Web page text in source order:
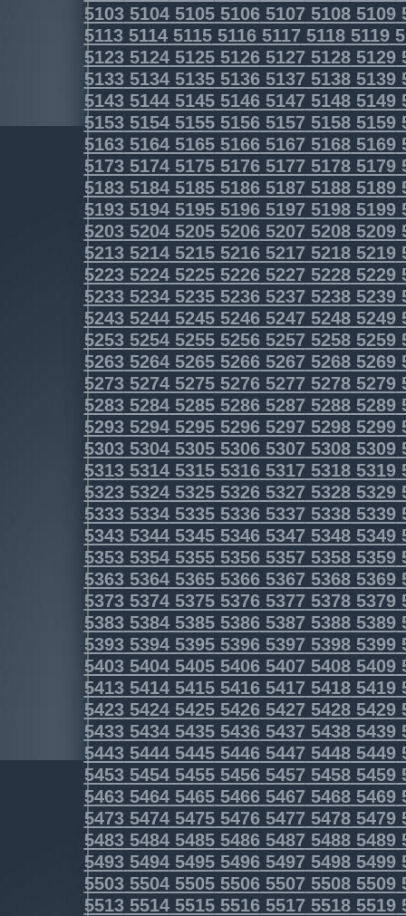
5103510451055106510751085109
5113511451155116511751185119
5123512451255126512751285129
5133513451355136513751385139
5143514451455146514751485149
5153515451555156515751585159
5163516451655166516751685169
5173517451755176517751785179
5183518451855186518751885189
5193519451955196519751985199
5203520452055206520752085209
5213521452155216521752185219
5223522452255226522752285229
5233523452355236523752385239
5243524452455246524752485249
5253525452555256525752585259
5263526452655266526752685269
5273527452755276527752785279
5283528452855286528752885289
5293529452955296529752985299
5303530453055306530753085309
5313531453155316531753185319
5323532453255326532753285329
5333533453355336533753385339
5343534453455346534753485349
5353535453555356535753585359
5363536453655366536753685369
5373537453755376537753785379
5383538453855386538753885389
5393539453955396539753985399
5403540454055406540754085409
5413541454155416541754185419
5423542454255426542754285429
5433543454355436543754385439
5443544454455446544754485449
5453545454555456545754585459
5463546454655466546754685469
5473547454755476547754785479
5483548454855486548754885489
5493549454955496549754985499
5503550455055506550755085509
5513551455155516551755185519